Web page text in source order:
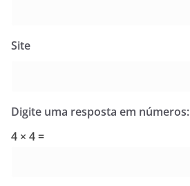
Site
Digite uma resposta em números:
4 × 4 =